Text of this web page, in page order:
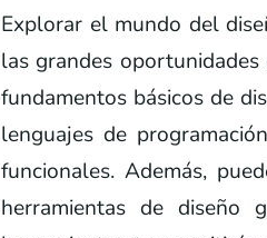
Explorar el mundo del
las grandes
fundamentos básicos de
lenguajes de
funcionales. Además,
herramientas de diseño